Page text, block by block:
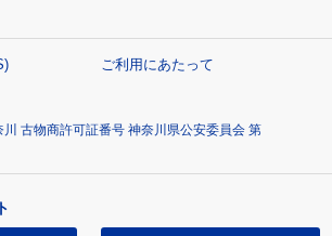
ご利用にあたって
古物商許可証番号 神奈川県公安委員会 第